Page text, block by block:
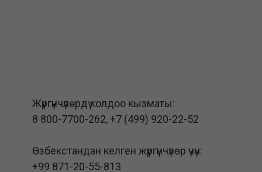
Жүргүнчүлөрдү колдоо кызматы:
8 800-7700-262,+7 (499) 920-22-52
Өзбекстандан келген жүргүнчүлөр үчүн:
+99 871-20-55-813